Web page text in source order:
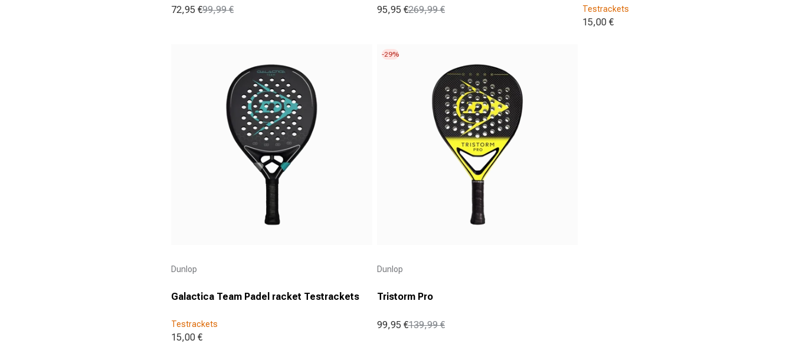
Aanbiedingsprijs
72,95 €
Normale prijs
99,99 €
Aanbiedingsprijs
95,95 €
Normale prijs
269,99 € Testrackets
15,00 €
Dunlop
Galactica Team Padel racket Testrackets
Testrackets
15,00 €
-29%
Dunlop
Tristorm Pro
Aanbiedingsprijs
99,95 €
Normale prijs
139,99 €